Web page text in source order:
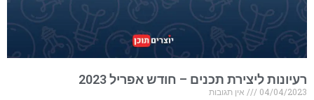
רעיונות ליצירת תכנים – חודש אפריל 2023​
04/04/2023
אין תגובות